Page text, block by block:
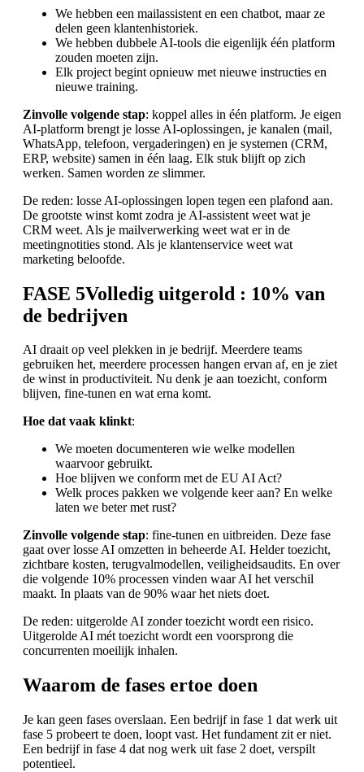
We hebben een mailassistent en een chatbot, maar ze
delen geen klantenhistoriek.
We hebben dubbele AI-tools die eigenlijk één platform
zouden moeten zijn.
Elk project begint opnieuw met nieuwe instructies en
nieuwe training.
Zinvolle volgende stap: koppel alles in één platform. Je eigen
AI-platform brengt je losse AI-oplossingen, je kanalen (mail,
WhatsApp, telefoon, vergaderingen) en je systemen (CRM,
ERP, website) samen in één laag. Elk stuk blijft op zich
werken. Samen worden ze slimmer.
De reden: losse AI-oplossingen lopen tegen een plafond aan.
De grootste winst komt zodra je AI-assistent weet wat je
CRM weet. Als je mailverwerking weet wat er in de
meetingnotities stond. Als je klantenservice weet wat
marketing beloofde.
FASE 5Volledig uitgerold : 10% van
de bedrijven
AI draait op veel plekken in je bedrijf. Meerdere teams
gebruiken het, meerdere processen hangen ervan af, en je ziet
de winst in productiviteit. Nu denk je aan toezicht, conform
blijven, fine-tunen en wat erna komt.
Hoe dat vaak klinkt:
We moeten documenteren wie welke modellen
waarvoor gebruikt.
Hoe blijven we conform met de EU AI Act?
Welk proces pakken we volgende keer aan? En welke
laten we beter met rust?
Zinvolle volgende stap: fine-tunen en uitbreiden. Deze fase
gaat over losse AI omzetten in beheerde AI. Helder toezicht,
zichtbare kosten, terugvalmodellen, veiligheidsaudits. En over
die volgende 10% processen vinden waar AI het verschil
maakt. In plaats van de 90% waar het niets doet.
De reden: uitgerolde AI zonder toezicht wordt een risico.
Uitgerolde AI mét toezicht wordt een voorsprong die
concurrenten moeilijk inhalen.
Waarom de fases ertoe doen
Je kan geen fases overslaan. Een bedrijf in fase 1 dat werk uit
fase 5 probeert te doen, loopt vast. Het fundament zit er niet.
Een bedrijf in fase 4 dat nog werk uit fase 2 doet, verspilt
potentieel.